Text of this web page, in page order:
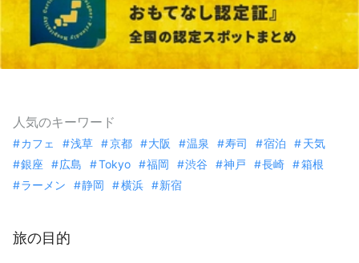
人気のキーワード
カフェ 浅草 京都 大阪 温泉 寿司 宿泊
天気
銀座
広島 Tokyo 福岡 渋谷 神戸 長崎
箱根
ラーメン
静岡 横浜 新宿
旅の目的